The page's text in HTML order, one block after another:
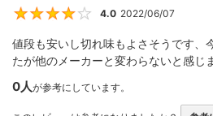
4
4.0 2022/06/07
値段も安いし切れ味もよさそうです、
たが他のメーカーと変わらないと感じ
0人が参考にしています。